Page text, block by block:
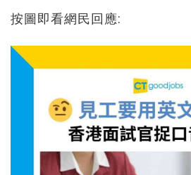
按圖即看網民回應: